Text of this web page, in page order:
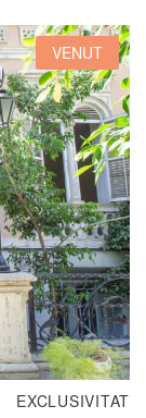
VENUT
EXCLUSIVITAT